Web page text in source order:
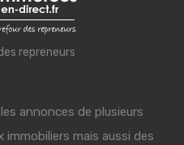
repreneurs
annonces de plusieurs
immobiliers mais aussi des